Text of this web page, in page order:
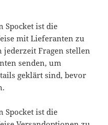
Spocket ist die
mit Lieferanten zu
Fragen stellen
senden, um
geklärt sind, bevor
Spocket ist die